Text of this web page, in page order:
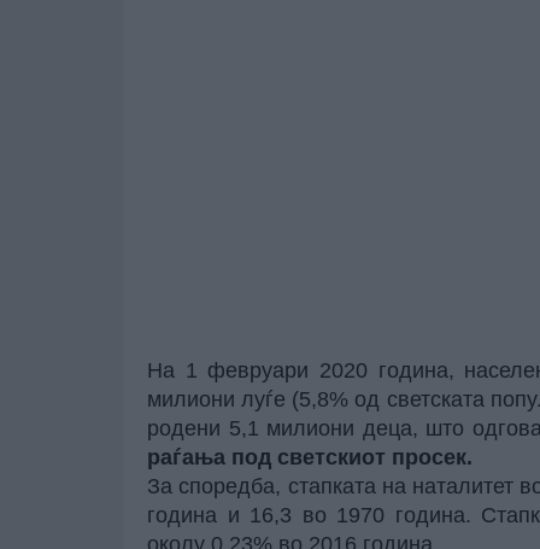
На 1 февруари 2020 година,
милиони луѓе (5,8% од светската
родени 5,1 милиони деца, што
раѓања под светскиот просек.
За споредба, стапката на наталитет
година и 16,3 во 1970 година.
околу 0,23% во 2016 година.